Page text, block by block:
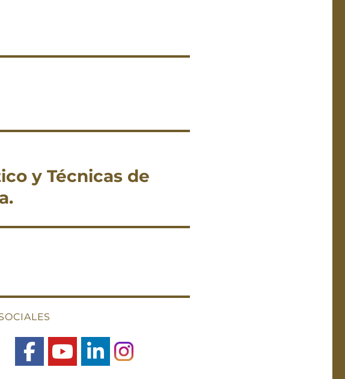
y Técnicas de